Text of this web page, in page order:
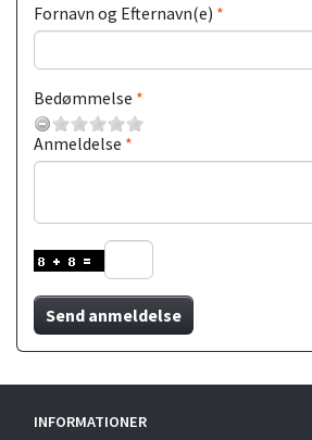
Fornavn og Efternavn(e)
Bedømmelse
Anmeldelse
Send anmeldelse
INFORMATIONER